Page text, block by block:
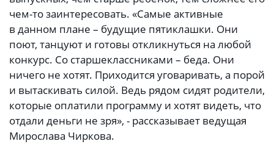
чем-то заинтересовать. «Самые активные
в данном плане – будущие пятиклашки. Они
поют, танцуют и готовы откликнуться на любой
конкурс. Со старшеклассниками – беда. Они
ничего не хотят. Приходится уговаривать, а порой
и вытаскивать силой. Ведь рядом сидят родители,
которые оплатили программу и хотят видеть, что
отдали деньги не зря», - рассказывает ведущая
Мирослава Чиркова.